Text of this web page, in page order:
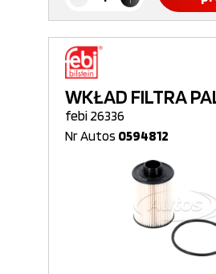
WKŁAD FILTRA
febi 26336
Nr Autos 0594812